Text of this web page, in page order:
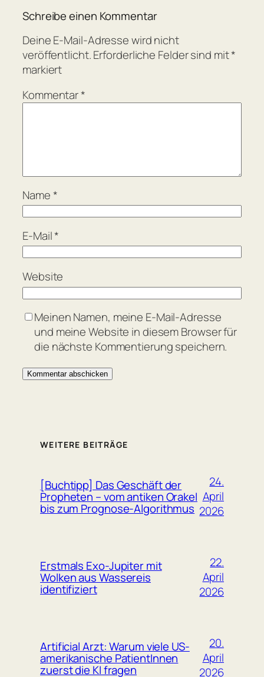
Schreibe einen Kommentar
Deine E-Mail-Adresse wird nicht
veröffentlicht.Erforderliche Felder sind mit*
markiert
Kommentar*
Name*
E-Mail*
Website
Meinen Namen, meine E-Mail-Adresse
und meine Website in diesem Browser für
die nächste Kommentierung speichern.
WEITERE BEITRÄGE
[Buchtipp] Das Geschäft der
Propheten – vom antiken Orakel
bis zum Prognose-Algorithmus
24.
April
2026
Erstmals Exo-Jupiter mit
Wolken aus Wassereis
identifiziert
22.
April
2026
Artificial Arzt: Warum viele US-
amerikanische PatientInnen
zuerst die KI fragen
20.
April
2026